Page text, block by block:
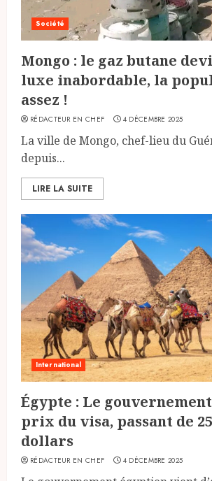
Société
Mongo : le gaz butane
luxe inabordable, la
assez !
RÉDACTEUR EN CHEF 4 DÉCEMBRE 2025
La ville de Mongo, chef-lieu du
depuis...
LIRE LA SUITE
International
Égypte : Le
prix du visa, passant de 25
dollars
RÉDACTEUR EN CHEF 4 DÉCEMBRE 2025